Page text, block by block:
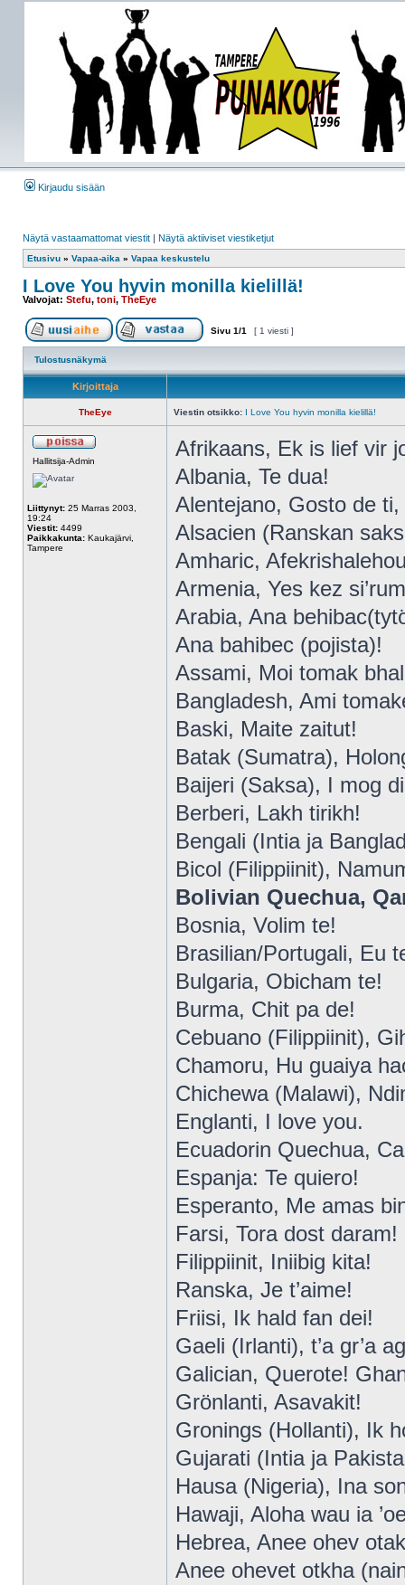
Kirjaudu sisään
Näytä vastaamattomat viestit | Näytä aktiiviset viestiketjut
Etusivu » Vapaa-aika » Vapaa keskustelu
I Love You hyvin monilla kielillä!
Valvojat: Stefu, toni, TheEye
Sivu 1/1 [ 1 viesti ]
Tulostusnäkymä
Kirjoittaja
TheEye Viestin otsikko: I Love You hyvin monilla kielillä!
Hallitsija-Admin
Liittynyt: 25 Marras 2003,
19:24
Viestit: 4499
Paikkakunta: Kaukajärvi,
Tampere
Afrikaans, Ek is lief vir
Albania, Te dua!
Alentejano, Gosto de
Alsacien (Ranskan
Amharic,
Armenia, Yes kez
Arabia, Ana
Ana bahibec (pojista)!
Assami, Moi tomak
Bangladesh, Ami
Baski, Maite zaitut!
Batak (Sumatra),
Baijeri (Saksa), I mog
Berberi, Lakh tirikh!
Bengali (Intia ja
Bicol (Filippiinit),
Bolivian Quechua,
Bosnia, Volim te!
Brasilian/Portugali, Eu
Bulgaria, Obicham te!
Burma, Chit pa de!
Cebuano (Filippiinit),
Chamoru, Hu guaiya
Chichewa (Malawi),
Englanti, I love you.
Ecuadorin Quechua,
Espanja: Te quiero!
Esperanto, Me amas
Farsi, Tora dost daram!
Filippiinit, Iniibig kita!
Ranska, Je t’aime!
Friisi, Ik hald fan dei!
Gaeli (Irlanti), t’a gr’a
Galician, Querote!
Grönlanti, Asavakit!
Gronings (Hollanti), Ik
Gujarati (Intia ja
Hausa (Nigeria), Ina
Hawaji, Aloha wau ia
Hebrea, Anee ohev
Anee ohevet otkha